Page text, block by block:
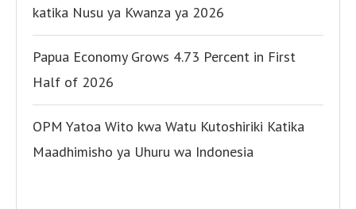
katika Nusu ya Kwanza ya 2026
Papua Economy Grows 4.73 Percent in First
Half of 2026
OPM Yatoa Wito kwa Watu Kutoshiriki Katika
Maadhimisho ya Uhuru wa Indonesia